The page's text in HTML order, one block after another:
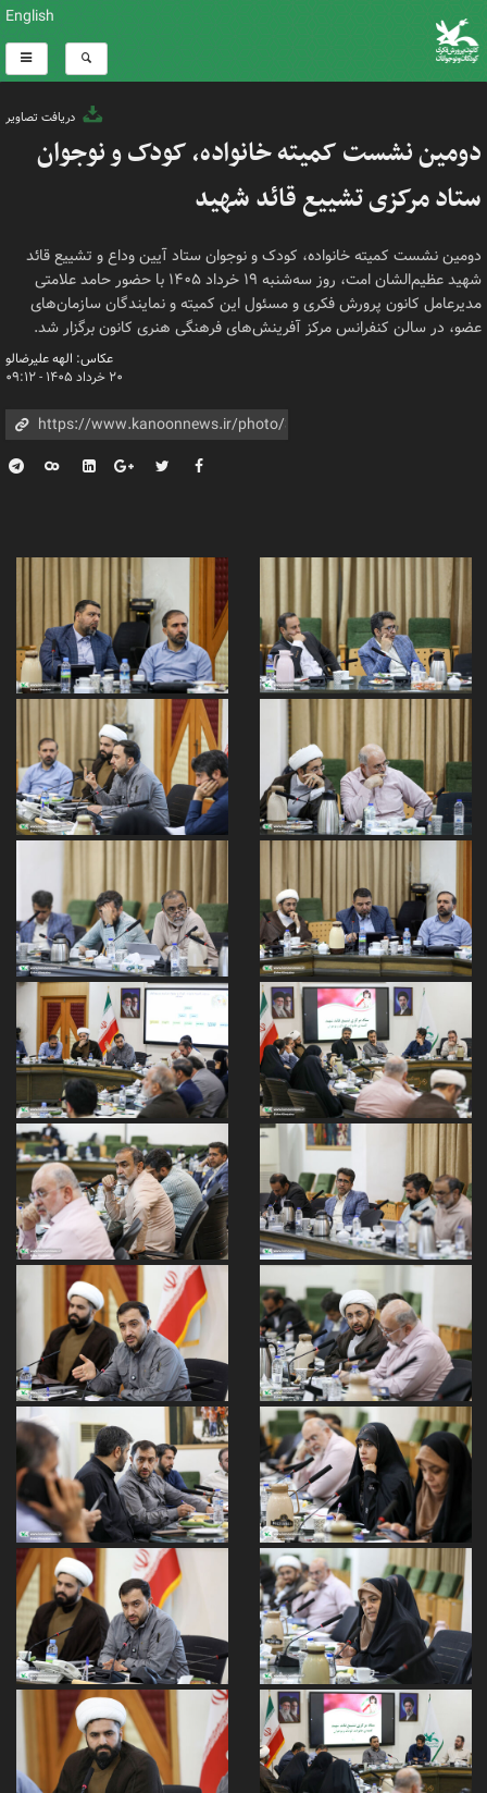
English
دریافت تصاویر
دومین نشست کمیته خانواده، کودک و نوجوان
ستاد مرکزی تشییع قائد شهید
دومین نشست کمیته خانواده، کودک و نوجوان ستاد آیین وداع و تشییع قائد
شهید عظیم‌الشان امت، روز سه‌شنبه ۱۹ خرداد ۱۴۰۵ با حضور حامد علامتی
مدیرعامل کانون پرورش فکری و مسئول این کمیته و نمایندگان سازمان‌های
عضو،‌ در سالن کنفرانس مرکز آفرینش‌های فرهنگی هنری کانون برگزار شد.
عکاس: الهه علیرضالو
۲۰ خرداد ۱۴۰۵ - ۰۹:۱۲